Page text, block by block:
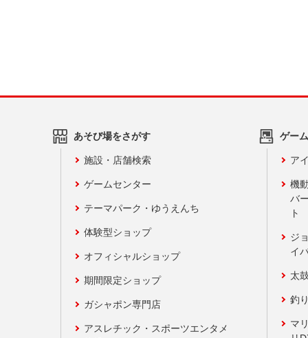
あそび場をさがす
施設・店舗検索
ゲームセンター
テーマパーク・ゆうえんち
体験型ショップ
オフィシャルショップ
期間限定ショップ
ガシャポン専門店
アスレチック・スポーツエンタメ
ゲー
ア
機
バ
ト
ジ
イ
太
釣
マ